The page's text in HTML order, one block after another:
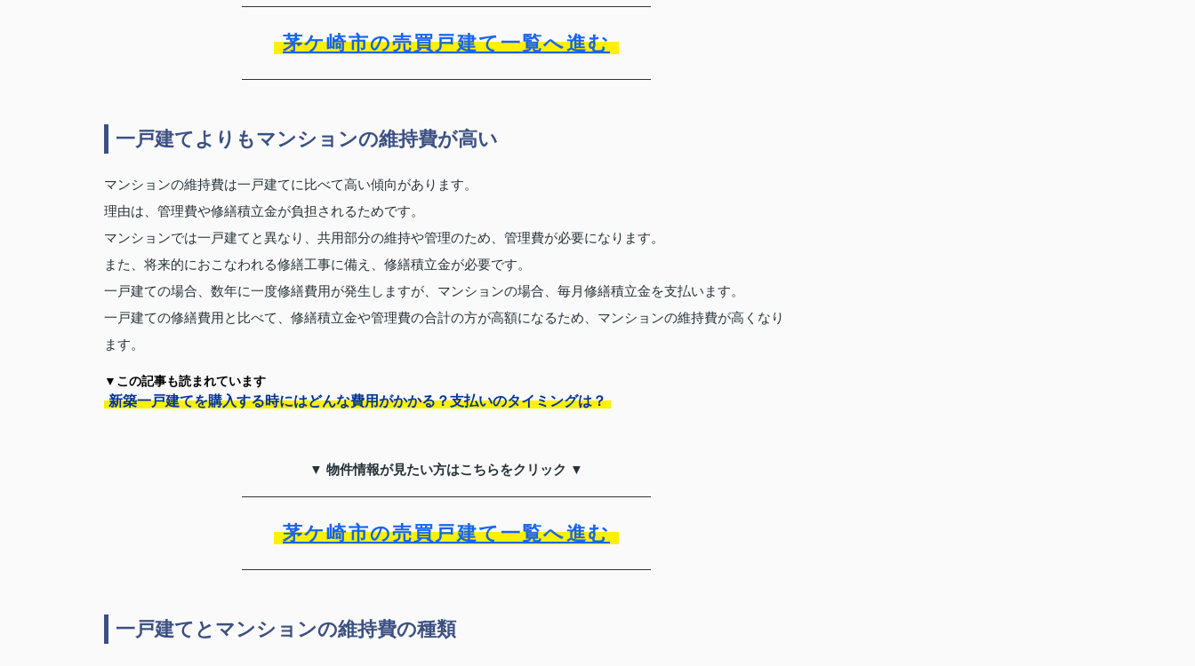
茅ケ崎市の売買戸建て一覧へ進む
一戸建てよりもマンションの維持費が高い
マンションの維持費は一戸建てに比べて高い傾向があります。
理由は、管理費や修繕積立金が負担されるためです。
マンションでは一戸建てと異なり、共用部分の維持や管理のため、管理費が必要になります。
また、将来的におこなわれる修繕工事に備え、修繕積立金が必要です。
一戸建ての場合、数年に一度修繕費用が発生しますが、マンションの場合、毎月修繕積立金を支払います。
一戸建ての修繕費用と比べて、修繕積立金や管理費の合計の方が高額になるため、マンションの維持費が高くなり
ます。
▼この記事も読まれています
新築一戸建てを購入する時にはどんな費用がかかる？支払いのタイミングは？
▼ 物件情報が見たい方はこちらをクリック ▼
茅ケ崎市の売買戸建て一覧へ進む
一戸建てとマンションの維持費の種類